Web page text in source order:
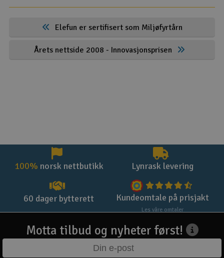
Elefun er sertifisert som Miljøfyrtårn
Årets nettside 2008 - Innovasjonsprisen
100% norsk nettbutikk Lynrask levering
60 dager bytterett Kundeomtale på prisjakt
Les våre omtaler
Motta tilbud og nyheter først!